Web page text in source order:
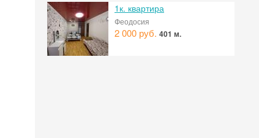
1к. квартира
Феодосия
2 000 руб. 401 м.